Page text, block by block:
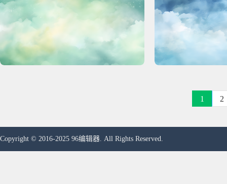
1 2
Copyright © 2016-2025 96编辑器. All Rights Reserved.